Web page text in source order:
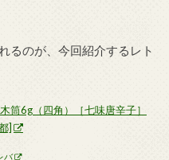
るのが、今回紹介するレト
筒6g（四角）［七味唐辛子］
]
バ